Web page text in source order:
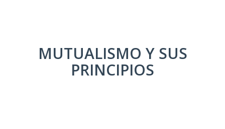
MUTUALISMO Y SUS
PRINCIPIOS